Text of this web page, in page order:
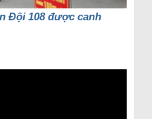
Đội 108 được canh